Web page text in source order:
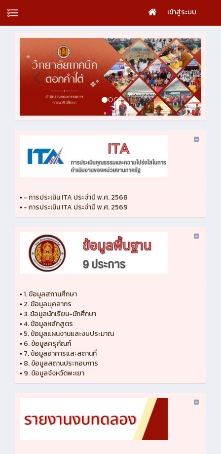
เข้าสู่ระบบ
• - การประเมิน ITA ประจำปี พ.ศ. 2568
• - การประเมิน ITA ประจำปี พ.ศ. 2569
•1. ข้อมูลสถานศึกษา
• 2. ข้อมูลบุคลากร
•3. ข้อมูลนักเรียน-นักศึกษา
•4. ข้อมูลหลักสูตร
• 5. ข้อมูลแผนงานและงบประมาณ
• 6. ข้อมูลครุภัณฑ์
• 7. ข้อมูลอาคารและสถานที่
• 8. ข้อมูลสถานประกอบการ
• 9. ข้อมูลจังหวัดพะเยา